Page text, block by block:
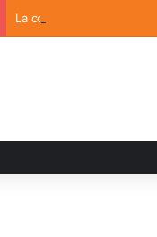
La convivencia familiar